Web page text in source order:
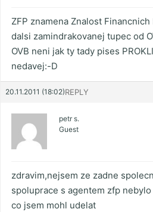
ZFP znamena Znalost Financnich
dalsi zamindrakovanej tupec od
OVB neni jak ty tady pises
nedavej:-D
20.11.2011 (18:02)REPLY
petr s.
Guest
zdravim,nejsem ze zadne
spoluprace s agentem zfp
co jsem mohl udelat